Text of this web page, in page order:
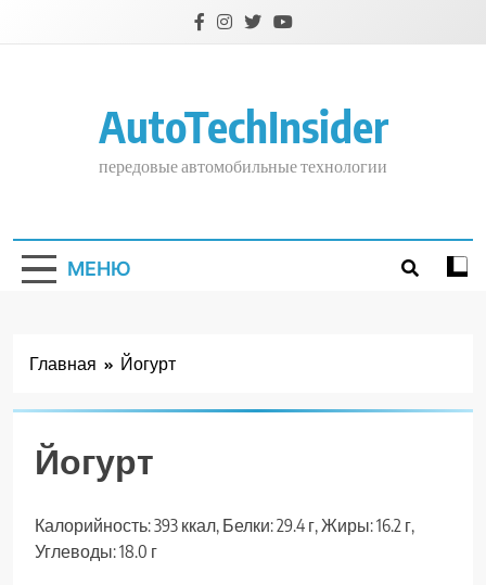
AutoTechInsider
передовые автомобильные технологии
МЕНЮ
Главная Йогурт
Йогурт
Калорийность: 393 ккал, Белки: 29.4 г, Жиры: 16.2 г,
Углеводы: 18.0 г